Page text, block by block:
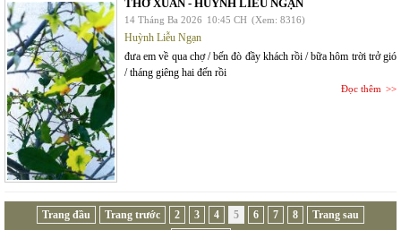
THƠ XUÂN - HUỲNH LIỄU NGẠN
14 Tháng Ba 2026 10:45 CH (Xem: 8316)
Huỳnh Liễu Ngạn
đưa em về qua chợ / bến đò đầy khách rồi / bữa hôm trời trở gió
/ tháng giêng hai đến rồi
Đọc thêm
Trang đầu Trang trước 2 3 4 5 6 7 8
Trang sau